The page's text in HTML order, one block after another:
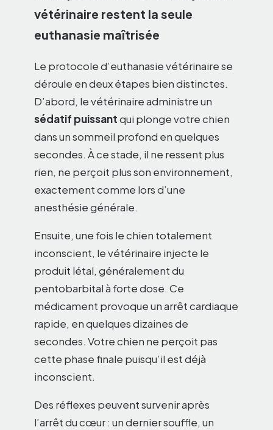
vétérinaire restent la seule
euthanasie maîtrisée
Le protocole d’euthanasie vétérinaire se
déroule en deux étapes bien distinctes.
D’abord, le vétérinaire administre un
sédatif puissantqui plonge votre chien
dans un sommeil profond en quelques
secondes. À ce stade, il ne ressent plus
rien, ne perçoit plus son environnement,
exactement comme lors d’une
anesthésie générale.
Ensuite, une fois le chien totalement
inconscient, le vétérinaire injecte le
produit létal, généralement du
pentobarbital à forte dose. Ce
médicament provoque un arrêt cardiaque
rapide, en quelques dizaines de
secondes. Votre chien ne perçoit pas
cette phase finale puisqu’il est déjà
inconscient.
Des réflexes peuvent survenir après
l’arrêt du cœur : un dernier souffle, un